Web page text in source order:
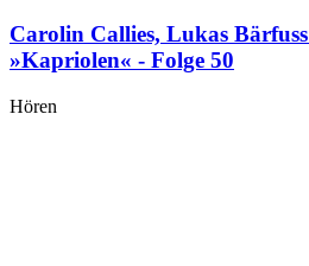
Carolin Callies, Lukas Bärfuss
»Kapriolen« - Folge 50
Hören